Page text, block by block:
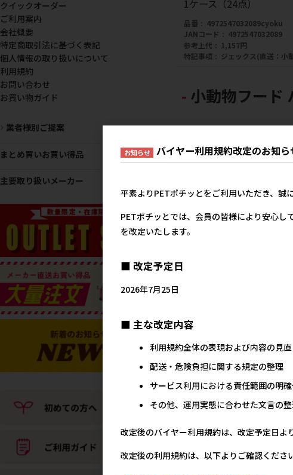
1ケース（24点）
品番
4972547032089cyoku
JANコード
4972547032089
参考上代
1,157円
特記事項
ジェックス(直送：小
小動物フード
[ドギーマンハヤシ]ハムスタ
[
クイックオーダー
ご利用案内
会社概要
特定商取引法に基づく表記
個人情報の取り扱いについて
利用規約
お問い合わせ
お買い物ガイド
業者様別ご提案
まとめ買いお買い得品
主要取り扱いメーカー
お知らせ バイヤー利用規約改定のお知ら
平素よりPETポチッとをご利用いただき、誠
PETポチッとでは、会員の皆様により安心
を改定いたします。
■ 改定予定日
2026年7月25日
■ 主な改定内容
利用規約全体の表現および内容の見
配送・危険負担に関する規定の整理
サービス利用における責任範囲の明
その他、運用実態に合わせた文言の
改定後のバイヤー利用規約は、改定予定日よ
改定後の利用規約は、以下よりご確認ください